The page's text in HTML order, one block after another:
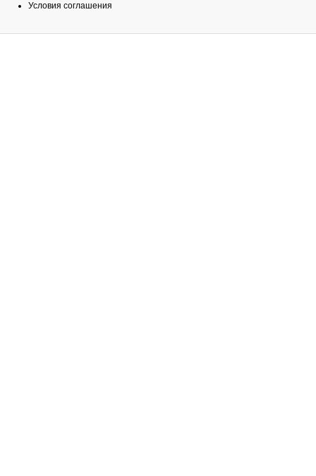
Условия соглашения